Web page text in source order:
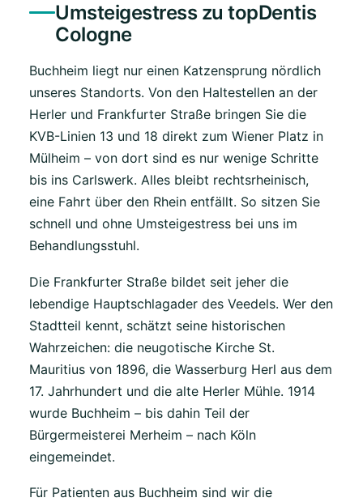
Umsteigestress zu topDentis
Cologne
Buchheim liegt nur einen Katzensprung nördlich
unseres Standorts. Von den Haltestellen an der
Herler und Frankfurter Straße bringen Sie die
KVB-Linien 13 und 18 direkt zum Wiener Platz in
Mülheim – von dort sind es nur wenige Schritte
bis ins Carlswerk. Alles bleibt rechtsrheinisch,
eine Fahrt über den Rhein entfällt. So sitzen Sie
schnell und ohne Umsteigestress bei uns im
Behandlungsstuhl.
Die Frankfurter Straße bildet seit jeher die
lebendige Hauptschlagader des Veedels. Wer den
Stadtteil kennt, schätzt seine historischen
Wahrzeichen: die neugotische Kirche St.
Mauritius von 1896, die Wasserburg Herl aus dem
17. Jahrhundert und die alte Herler Mühle. 1914
wurde Buchheim – bis dahin Teil der
Bürgermeisterei Merheim – nach Köln
eingemeindet.
Für Patienten aus Buchheim sind wir die